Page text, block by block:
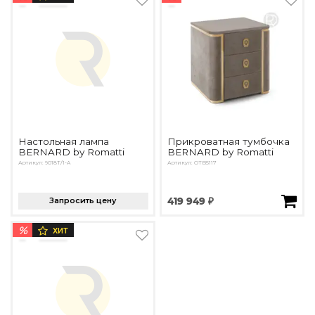
Подбор, производство и комплектация по вашему
Все категории товаров
Реализованные проекты
Настольная лампа
BERNARD by Romatti
Артикул: 9018T/1-A
Запросить цену
Прикроватная тумбочка
BERNARD by Romatti
Артикул: OTB5117
419 949 ₽
% ХИТ